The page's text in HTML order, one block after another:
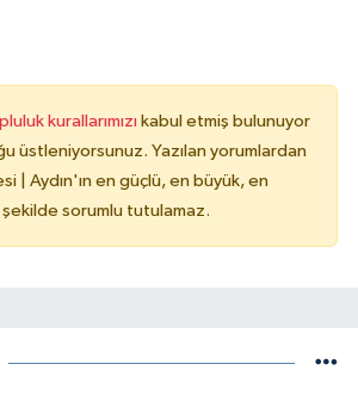
kurallarımızı kabul etmiş bulunuyor
üstleniyorsunuz. Yazılan yorumlardan
| Aydın'ın en güçlü, en büyük, en
sorumlu tutulamaz.